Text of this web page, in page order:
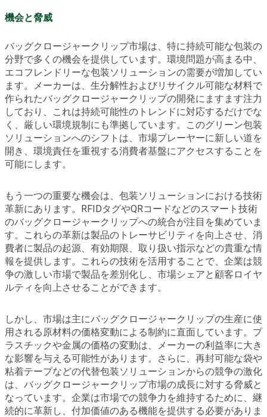
機会と脅威
バッグクロージャークリップ市場は、特に持続可能な包装の
分野で多くの機会を提供しています。環境問題が高まる中、
エコフレンドリーな包装ソリューションの需要が増加してい
ます。メーカーは、生分解性およびリサイクル可能な材料で
作られたバッグクロージャークリップの開発にますます注力
しており、これは持続可能性のトレンドに対応するだけでな
く、厳しい環境規制にも準拠しています。このグリーン包装
ソリューションへのシフトは、市場プレーヤーに新しい道を
開き、環境責任を重視する消費者基盤にアクセスすることを
可能にします。
もう一つの重要な機会は、包装ソリューションにおける技術
革新にあります。RFIDタグやQRコードなどのスマート技術
のバッグクロージャークリップへの統合が注目を集めていま
す。これらの革新は製品のトレーサビリティを向上させ、消
費者に製品の起源、有効期限、取り扱い指示などの貴重な情
報を提供します。これらの技術を活用することで、企業は競
争の激しい市場で製品を差別化し、市場シェアと顧客ロイヤ
ルティを向上させることができます。
しかし、市場は主にバッグクロージャークリップの生産に使
用される原材料の価格変動による制約に直面しています。プ
ラスチックや金属の価格の変動は、メーカーの利益率に大き
な影響を与える可能性があります。さらに、再封可能な袋や
粘着テープなどの代替包装ソリューションからの競争の激化
は、バッグクロージャークリップ市場の成長に対する脅威と
なっています。企業は市場での競争力を維持するために、継
続的に革新し、付加価値のある機能を提供する必要がありま